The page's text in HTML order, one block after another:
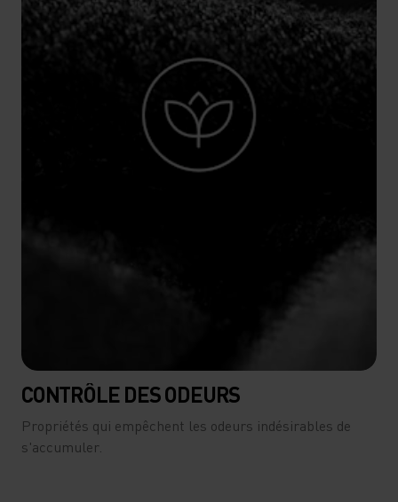
CONTRÔLE DES ODEURS
Propriétés qui empêchent les odeurs indésirables de
s'accumuler.